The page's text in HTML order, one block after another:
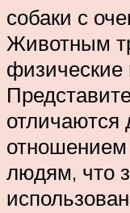
собаки с
Животным
физические
отличаются
отношением
людям, что